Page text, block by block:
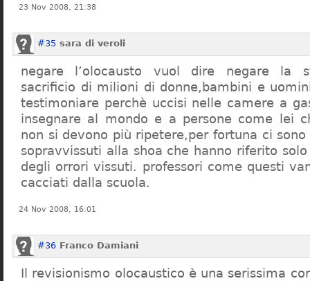
23 Nov 2008, 21:38
#35 sara di veroli
negare l’olocausto vuol dire negare la
sacrificio di milioni di donne,bambini e
testimoniare perchè uccisi nelle camere a
insegnare al mondo e a persone come lei
non si devono più ripetere,per fortuna ci
sopravvissuti alla shoa che hanno riferito
degli orrori vissuti. professori come questi
cacciati dalla scuola.
24 Nov 2008, 16:01
#36 Franco Damiani
Il revisionismo olocaustico è una serissima